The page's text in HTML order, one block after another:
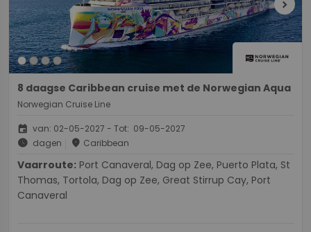
chevron_right
8 daagse Caribbean cruise met de Norwegian Aqua
Norwegian Cruise Line
event van: 02-05-2027 - Tot: 09-05-2027
schedule dagen place Caribbean
Vaarroute:
Thomas, Tortola, Dag op Zee, Great Stirrup Cay, Port
Canaveral